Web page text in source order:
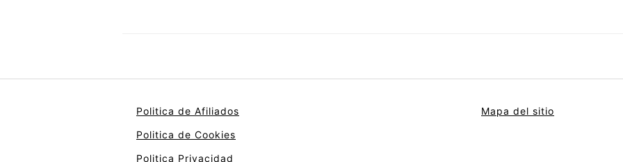
Politica de Afiliados
Politica de Cookies
Politica Privacidad
Mapa del sitio